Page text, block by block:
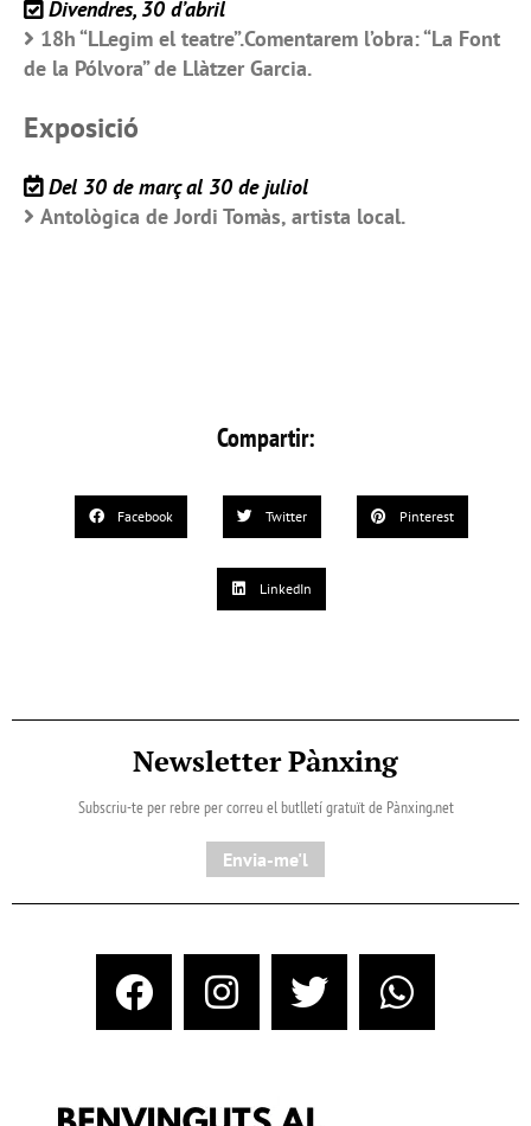
Divendres, 30 d’abril
18h “LLegim el teatre”.Comentarem l’obra: “La Font
de la Pólvora” de Llàtzer Garcia.
Exposició
Del 30 de març al 30 de juliol
Antològica de Jordi Tomàs, artista local.
Compartir:
Facebook Twitter Pinterest
LinkedIn
Newsletter Pànxing
Subscriu-te per rebre per correu el butlletí gratuït de Pànxing.net​
Envia-me'l